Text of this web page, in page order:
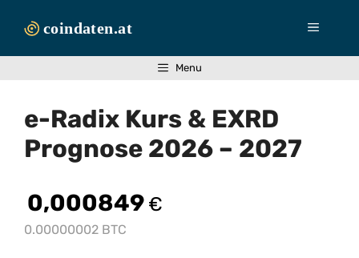
Inhalt
Menü
Menu
e-Radix Kurs & EXRD
Prognose 2026 – 2027
0,000849 €
0.00000002 BTC